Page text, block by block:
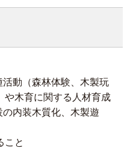
動（森林体験、木製玩
や木育に関する人材育成
内装木質化、木製遊
こと